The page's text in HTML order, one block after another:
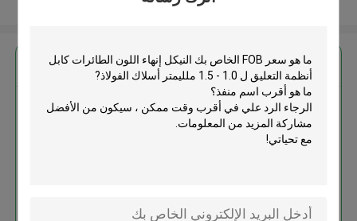
احصل على افضل سعر ل
النيكل إنهاء اللون الطائرات كابل